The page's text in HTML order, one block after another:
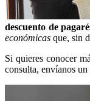
descuento de
económicas que, sin
Si quieres conocer
consulta, envíanos